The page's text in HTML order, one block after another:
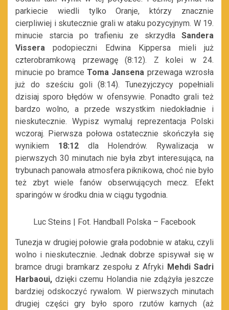
parkiecie wiedli tylko Oranje, którzy znacznie
cierpliwiej i skutecznie grali w ataku pozycyjnym. W 19.
minucie starcia po trafieniu ze skrzydła Sandera
Vissera podopieczni Edwina Kippersa mieli już
czterobramkową przewagę (8:12). Z kolei w 24.
minucie po bramce Toma Jansena przewaga wzrosła
już do sześciu goli (8:14). Tunezyjczycy popełniali
dzisiaj sporo błędów w ofensywie. Ponadto grali też
bardzo wolno, a przede wszystkim niedokładnie i
nieskutecznie. Wypisz wymaluj reprezentacja Polski
wczoraj. Pierwsza połowa ostatecznie skończyła się
wynikiem 18:12dla Holendrów. Rywalizacja w
pierwszych 30 minutach nie była zbyt interesująca, na
trybunach panowała atmosfera piknikowa, choć nie było
też zbyt wiele fanów obserwujących mecz. Efekt
sparingów w środku dnia w ciągu tygodnia.
Luc Steins | Fot. Handball Polska – Facebook
Tunezja w drugiej połowie grała podobnie w ataku, czyli
wolno i nieskutecznie. Jednak dobrze spisywał się w
bramce drugi bramkarz zespołu z Afryki Mehdi Sadri
Harbaoui, dzięki czemu Holandia nie zdążyła jeszcze
bardziej odskoczyć rywalom. W pierwszych minutach
drugiej części gry było sporo rzutów karnych (aż